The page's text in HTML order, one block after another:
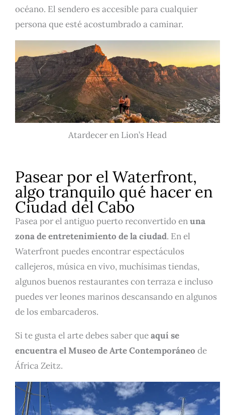
océano. El sendero es accesible para cualquier
persona que esté acostumbrado a caminar.
Atardecer en Lion’s Head
Pasear por el Waterfront,
algo tranquilo qué hacer en
Ciudad del Cabo
Pasea por el antiguo puerto reconvertido enuna
zona de entretenimiento de la ciudad. En el
Waterfront puedes encontrar espectáculos
callejeros, música en vivo, muchísimas tiendas,
algunos buenos restaurantes con terraza e incluso
puedes ver leones marinos descansando en algunos
de los embarcaderos.
Si te gusta el arte debes saber queaquí se
encuentra el Museo de Arte Contemporáneo de
África Zeitz.